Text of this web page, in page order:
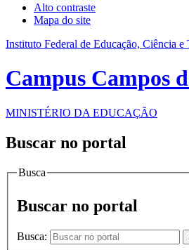
Alto contraste
Mapa do site
Instituto Federal de Educação, Ciência e
Campus Campos
MINISTÉRIO DA EDUCAÇÃO
Buscar no portal
Busca
Buscar no portal
Busca: